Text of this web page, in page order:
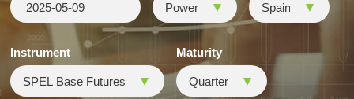
Instrument Maturity